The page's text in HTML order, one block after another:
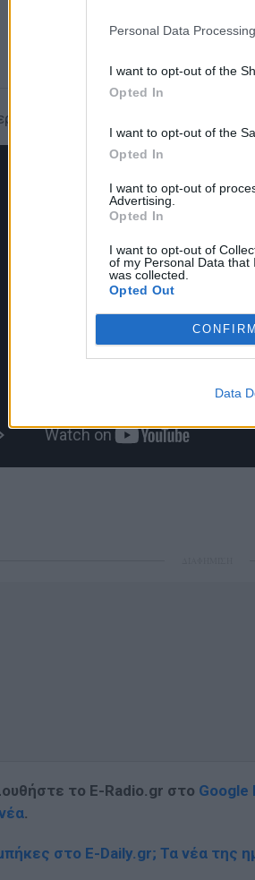
Personal Data
I want to opt-out of the
Opted In
I want to opt-out of the
Opted In
I want to opt-out of
Advertising.
Opted In
I want to opt-out of
of my Personal Data that
was collected.
Opted Out
CONFIRM
Data
στο απόσπασμα που
το E-Radio.gr στο Google
.
στο E-Daily.gr; Τα νέα της